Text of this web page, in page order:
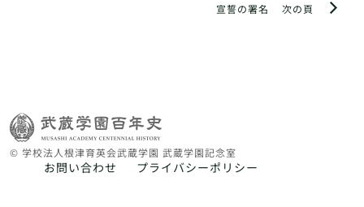
次の頁
宣誓の署名
© 学校法人根津育英会武蔵学園 武蔵学園記念室
お問い合わせ プライバシーポリシー